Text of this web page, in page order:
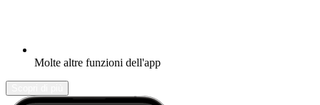
Molte altre funzioni dell'app